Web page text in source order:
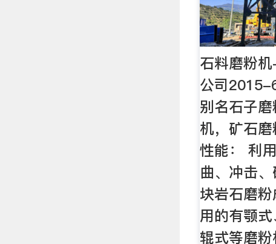
石料磨粉
公司
别名石子
机，矿石
性能： 利
曲、冲击
块岩石磨
用的有颚
辊式等磨粉